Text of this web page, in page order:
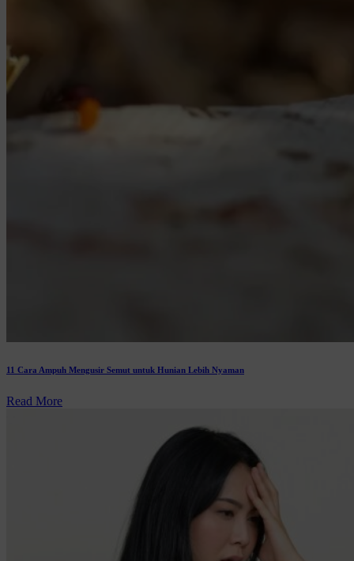
11 Cara Ampuh Mengusir Semut untuk Hunian Lebih Nyaman
Read More